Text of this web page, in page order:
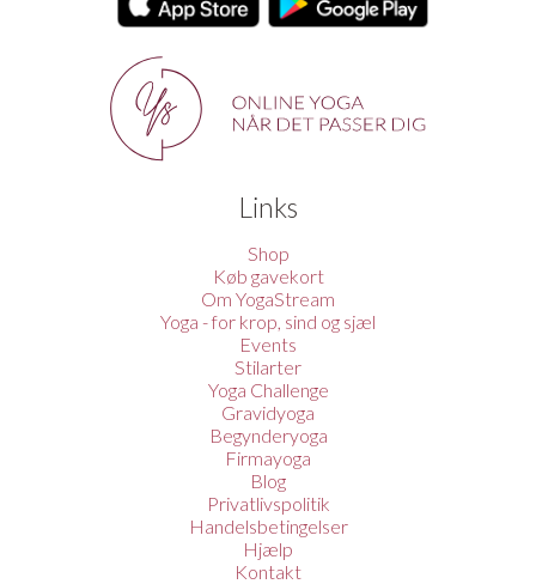
Links
Shop
Køb gavekort
Om YogaStream
Yoga - for krop, sind og sjæl
Events
Stilarter
Yoga Challenge
Gravidyoga
Begynderyoga
Firmayoga
Blog
Privatlivspolitik
Handelsbetingelser
Hjælp
Kontakt